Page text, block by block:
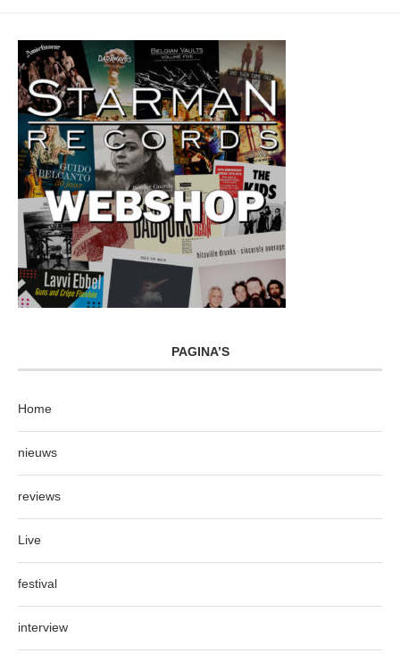
PAGINA’S
Home
nieuws
reviews
Live
festival
interview